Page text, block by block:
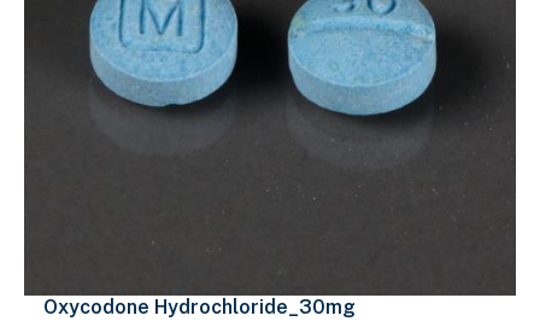
Oxycodone Hydrochloride_30mg